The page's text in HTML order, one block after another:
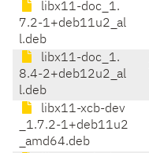
libx11-doc_1.
7.2-1+deb11u2_al
l.deb
libx11-doc_1.
8.4-2+deb12u2_al
l.deb
libx11-xcb-dev
_1.7.2-1+deb11u2
_amd64.deb